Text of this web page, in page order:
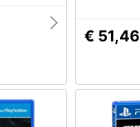
€ 51,46